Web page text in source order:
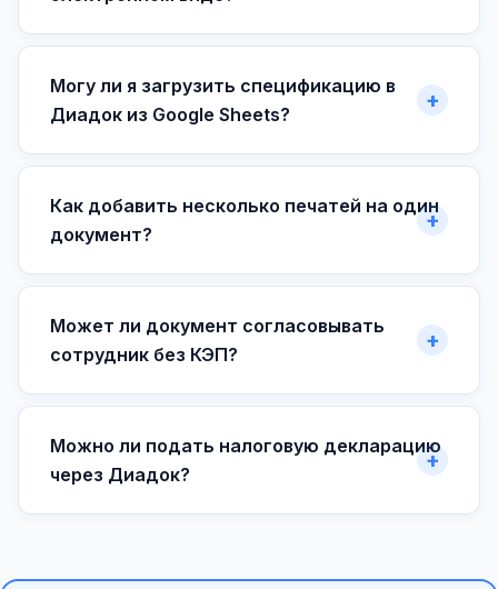
Могу ли я загрузить спецификацию в
Диадок из Google Sheets?
Как добавить несколько печатей на один
документ?
Может ли документ согласовывать
сотрудник без КЭП?
Можно ли подать налоговую декларацию
через Диадок?